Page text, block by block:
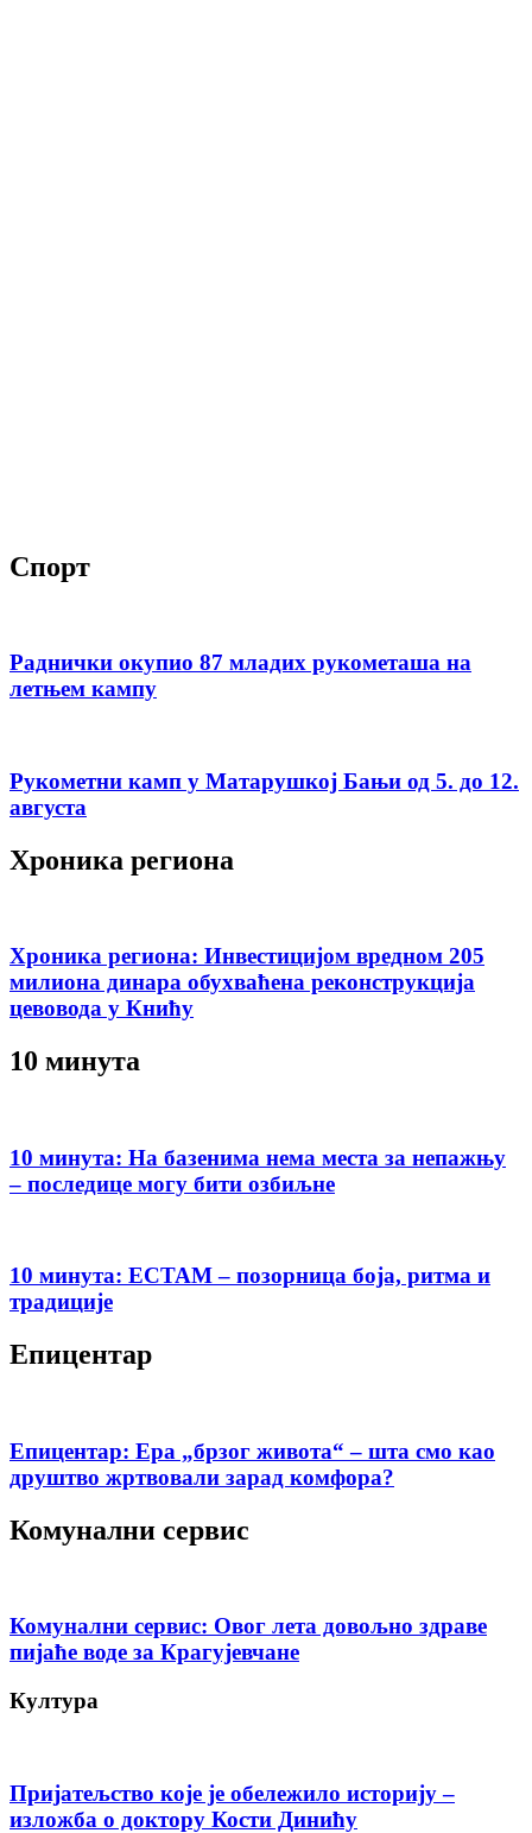
Спорт
Раднички окупио 87 младих рукометаша на
летњем кампу
Рукометни камп у Матарушкој Бањи од 5. до 12.
августа
Хроника региона
Хроника региона: Инвестицијом вредном 205
милиона динара обухваћена реконструкција
цевовода у Книћу
10 минута
10 минута: На базенима нема места за непажњу
– последице могу бити озбиљне
10 минута: ЕСТАМ – позорница боја, ритма и
традиције
Епицентар
Епицентар: Ера „брзог живота“ – шта смо као
друштво жртвовали зарад комфора?
Комунални сервис
Комунални сервис: Овог лета довољно здраве
пијаће воде за Крагујевчане
Култура
Пријатељство које је обележило историју –
изложба о доктору Кости Динићу